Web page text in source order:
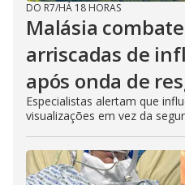
DO R7/HÁ 18 HORAS
Malásia
arriscadas de
após onda de
Especialistas alertam que
visualizações em vez da